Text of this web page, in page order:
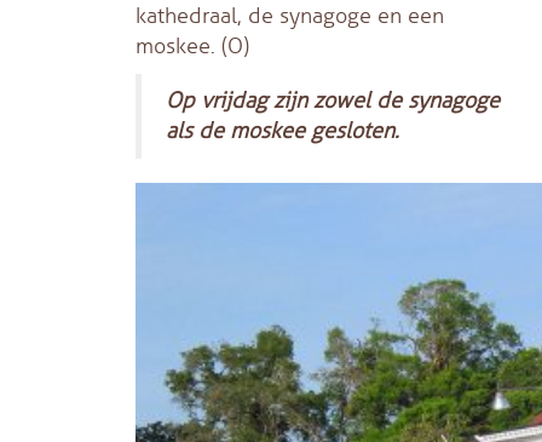
kathedraal, de synagoge en een
moskee. (O)
Op vrijdag zijn zowel de synagoge
als de moskee gesloten.